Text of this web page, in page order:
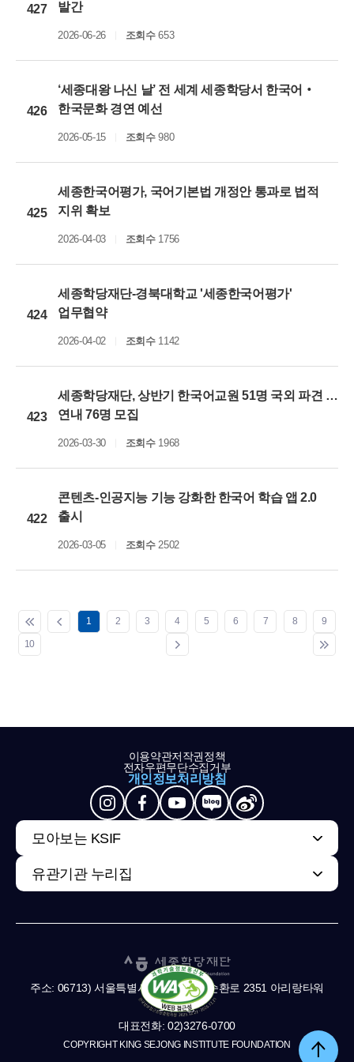
427 발간
2026-06-26 조회수653
426
‘세종대왕 나신 날’ 전 세계 세종학당서 한국어‧
한국문화 경연 예선
2026-05-15 조회수980
425
세종한국어평가, 국어기본법 개정안 통과로 법적
지위 확보
2026-04-03 조회수1756
424
세종학당재단-경북대학교 '세종한국어평가'
업무협약
2026-04-02 조회수1142
423
세종학당재단, 상반기 한국어교원 51명 국외 파견 …
연내 76명 모집
2026-03-30 조회수1968
422
콘텐츠-인공지능 기능 강화한 한국어 학습 앱 2.0
출시
2026-03-05 조회수2502
1 2 3 4 5 6 7 8 9
10
이용약관저작권정책
전자우편무단수집거부
개인정보처리방침
모아보는 KSIF
유관기관 누리집
주소: 06713) 서울특별시 서초구 남부순환로 2351 아리랑타워
11,13층
대표전화: 02)3276-0700
COPYRIGHT KING SEJONG INSTITUTE FOUNDATION